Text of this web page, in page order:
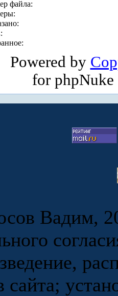
файла:
Powered by
for
Вадим,
сайта;